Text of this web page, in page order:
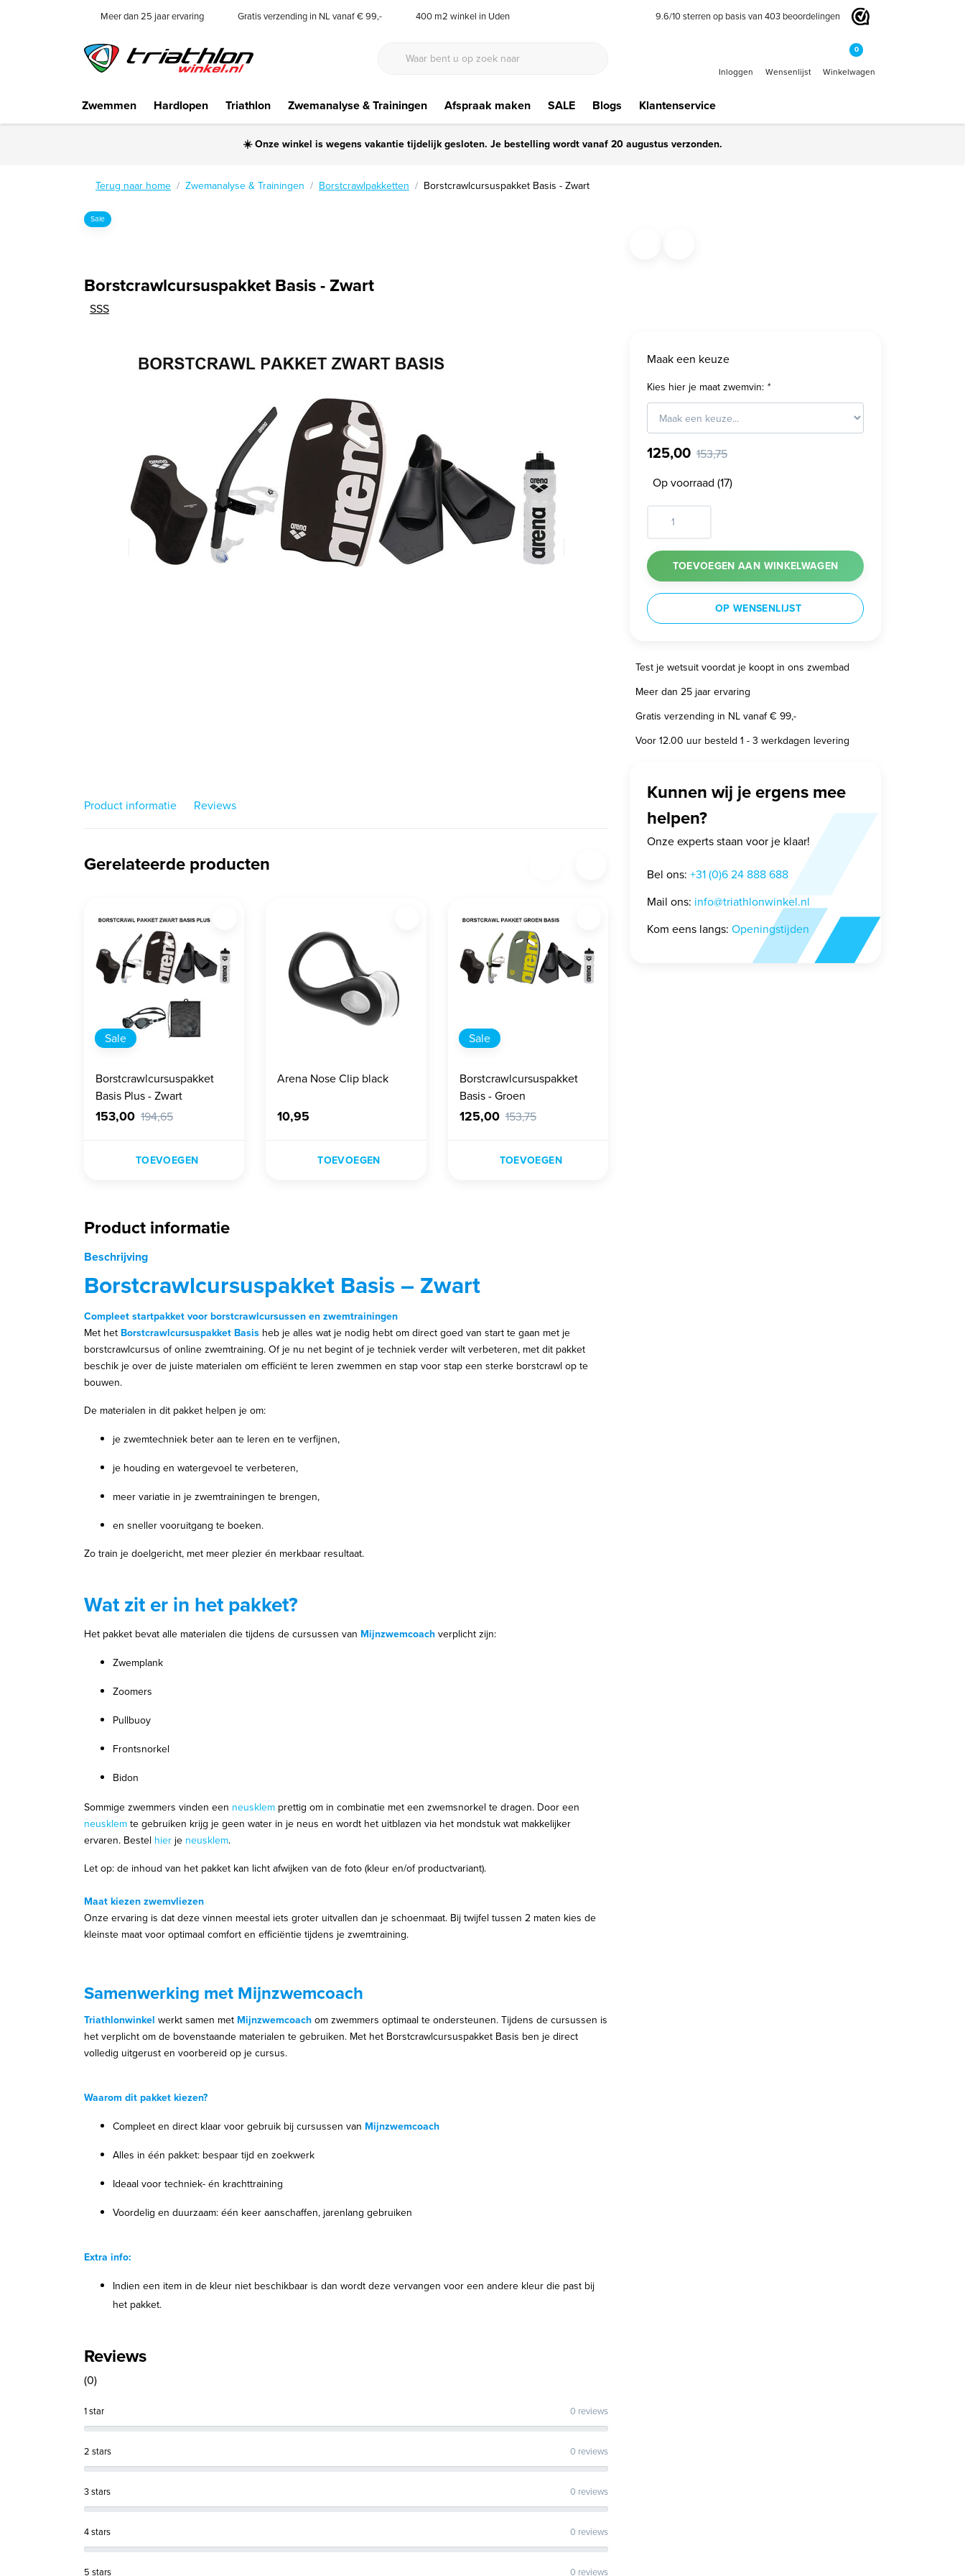
Meer dan 25 jaar ervaring Gratis verzending in NL vanaf € 99,- 400 m2 winkel in Uden 9.6/10sterren op basis van 403 beoordelingen
Inloggen Wensenlijst
0
Winkelwagen
Zwemmen Hardlopen Triathlon Zwemanalyse & Trainingen Afspraak maken SALE Blogs Klantenservice
☀️ Onze winkel is wegens vakantie tijdelijk gesloten. Je bestelling wordt vanaf 20 augustus verzonden.
Terug naar home Zwemanalyse & Trainingen Borstcrawlpakketten Borstcrawlcursuspakket Basis - Zwart
Sale
Borstcrawlcursuspakket Basis - Zwart
SSS
Maak een keuze
Kies hier je maat zwemvin: *
125,00 153,75
Op voorraad (17)
TOEVOEGEN AAN WINKELWAGEN
OP WENSENLIJST
Test je wetsuit voordat je koopt in ons zwembad
Meer dan 25 jaar ervaring
Gratis verzending in NL vanaf € 99,-
Voor 12.00 uur besteld 1 - 3 werkdagen levering
Kunnen wij je ergens mee
helpen?
Onze experts staan voor je klaar!
Bel ons: +31 (0)6 24 888 688
Mail ons: info@triathlonwinkel.nl
Kom eens langs: Openingstijden
Product informatie Reviews
Gerelateerde producten
Sale
Borstcrawlcursuspakket
Basis Plus - Zwart
153,00 194,65
TOEVOEGEN
Arena Nose Clip black
10,95
TOEVOEGEN
Sale
Borstcrawlcursuspakket
Basis - Groen
125,00 153,75
TOEVOEGEN
Product informatie
Beschrijving
Borstcrawlcursuspakket Basis – Zwart
Compleet startpakket voor borstcrawlcursussen en zwemtrainingen
Met het Borstcrawlcursuspakket Basis heb je alles wat je nodig hebt om direct goed van start te gaan met je
borstcrawlcursus of online zwemtraining. Of je nu net begint of je techniek verder wilt verbeteren, met dit pakket
beschik je over de juiste materialen om efficiënt te leren zwemmen en stap voor stap een sterke borstcrawl op te
bouwen.
De materialen in dit pakket helpen je om:
je zwemtechniek beter aan te leren en te verfijnen,
je houding en watergevoel te verbeteren,
meer variatie in je zwemtrainingen te brengen,
en sneller vooruitgang te boeken.
Zo train je doelgericht, met meer plezier én merkbaar resultaat.
Wat zit er in het pakket?
Het pakket bevat alle materialen die tijdens de cursussen van Mijnzwemcoachverplicht zijn:
Zwemplank
Zoomers
Pullbuoy
Frontsnorkel
Bidon
Sommige zwemmers vinden een neusklem prettig om in combinatie met een zwemsnorkel te dragen. Door een
neusklemte gebruiken krijg je geen water in je neus en wordt het uitblazen via het mondstuk wat makkelijker
ervaren. Bestel hierje neusklem.
Let op: de inhoud van het pakket kan licht afwijken van de foto (kleur en/of productvariant).
Maat kiezen zwemvliezen
Onze ervaring is dat deze vinnen meestal iets groter uitvallen dan je schoenmaat. Bij twijfel tussen 2 maten kies de
kleinste maat voor optimaal comfort en efficiëntie tijdens je zwemtraining.
Samenwerking met Mijnzwemcoach
Triathlonwinkel werkt samen met Mijnzwemcoachom zwemmers optimaal te ondersteunen. Tijdens de cursussen is
het verplicht om de bovenstaande materialen te gebruiken. Met het Borstcrawlcursuspakket Basis ben je direct
volledig uitgerust en voorbereid op je cursus.
Waarom dit pakket kiezen?
Compleet en direct klaar voor gebruik bij cursussen van Mijnzwemcoach
Alles in één pakket: bespaar tijd en zoekwerk
Ideaal voor techniek- én krachttraining
Voordelig en duurzaam: één keer aanschaffen, jarenlang gebruiken
Extra info:
Indien een item in de kleur niet beschikbaar is dan wordt deze vervangen voor een andere kleur die past bij
het pakket.
Reviews
(0)
1 star 0 reviews
2 stars 0 reviews
3 stars 0 reviews
4 stars 0 reviews
5 stars 0 reviews